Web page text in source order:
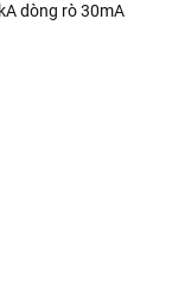
dòng rò 30mA